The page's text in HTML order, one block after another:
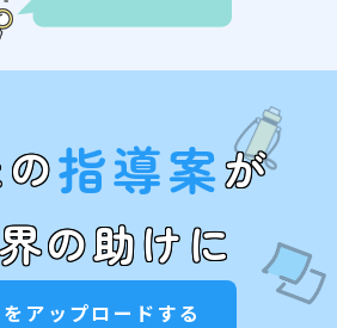
指導案が
の助けに
アップロードする